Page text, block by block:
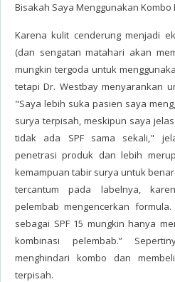
Bisakah Saya Menggunakan Kombo
Karena kulit cenderung menjadi
(dan sengatan matahari akan
mungkin tergoda untuk
tetapi Dr. Westbay menyarankan
"Saya lebih suka pasien saya
surya terpisah, meskipun saya
tidak ada SPF sama sekali,"
penetrasi produk dan lebih
kemampuan tabir surya untuk
tercantum pada labelnya,
pelembab mengencerkan
sebagai SPF 15 mungkin hanya
kombinasi pelembab.”
menghindari kombo dan
terpisah.